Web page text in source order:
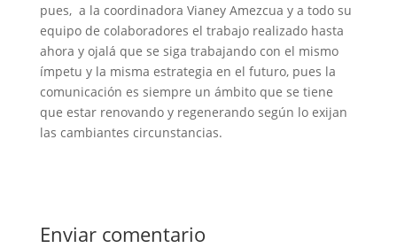
pues, a la coordinadora Vianey Amezcua y a todo su
equipo de colaboradores el trabajo realizado hasta
ahora y ojalá que se siga trabajando con el mismo
ímpetu y la misma estrategia en el futuro, pues la
comunicación es siempre un ámbito que se tiene
que estar renovando y regenerando según lo exijan
las cambiantes circunstancias.
Enviar comentario